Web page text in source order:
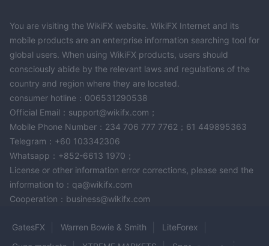
You are visiting the WikiFX website. WikiFX Internet and its
mobile products are an enterprise information searching tool for
global users. When using WikiFX products, users should
consciously abide by the relevant laws and regulations of the
country and region where they are located.
consumer hotline：006531290538
Official Email：support@wikifx.com；
Mobile Phone Number：234 706 777 7762；61 449895363
Telegram：+60 103342306
Whatsapp：+852-6613 1970；
License or other information error corrections, please send the
information to：qa@wikifx.com
Cooperation：business@wikifx.com
GatesFX Warren Bowie & Smith
LiteForex